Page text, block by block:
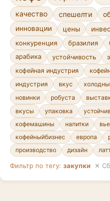
качество спешелти
инновации
цены
конкуренция
бразилия
арабика
устойчивость
кофейная индустрия
индустрия
вкус
новинки
робуста
вкусы
упаковка
кофемашины
напитки
кофейныйбизнес
европа
производство
дизайн
Фильтр по тегу: закупки ✕